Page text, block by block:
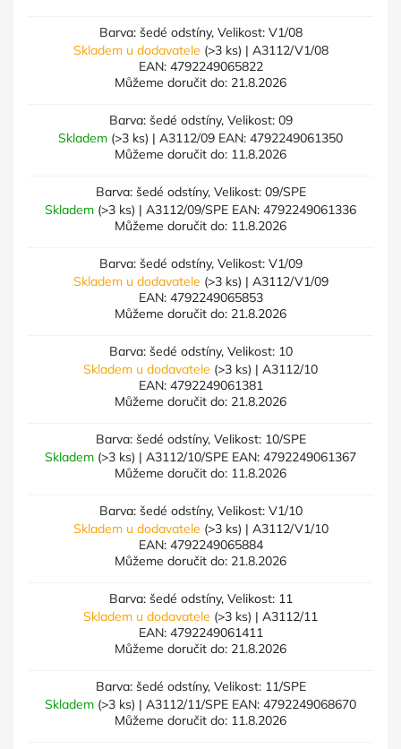
Barva: šedé odstíny, Velikost: V1/08
Skladem u dodavatele (>3 ks) | A3112/V1/08
EAN: 4792249065822
Můžeme doručit do: 21.8.2026
Barva: šedé odstíny, Velikost: 09
Skladem (>3 ks) | A3112/09 EAN: 4792249061350
Můžeme doručit do: 11.8.2026
Barva: šedé odstíny, Velikost: 09/SPE
Skladem (>3 ks) | A3112/09/SPE EAN: 4792249061336
Můžeme doručit do: 11.8.2026
Barva: šedé odstíny, Velikost: V1/09
Skladem u dodavatele (>3 ks) | A3112/V1/09
EAN: 4792249065853
Můžeme doručit do: 21.8.2026
Barva: šedé odstíny, Velikost: 10
Skladem u dodavatele (>3 ks) | A3112/10
EAN: 4792249061381
Můžeme doručit do: 21.8.2026
Barva: šedé odstíny, Velikost: 10/SPE
Skladem (>3 ks) | A3112/10/SPE EAN: 4792249061367
Můžeme doručit do: 11.8.2026
Barva: šedé odstíny, Velikost: V1/10
Skladem u dodavatele (>3 ks) | A3112/V1/10
EAN: 4792249065884
Můžeme doručit do: 21.8.2026
Barva: šedé odstíny, Velikost: 11
Skladem u dodavatele (>3 ks) | A3112/11
EAN: 4792249061411
Můžeme doručit do: 21.8.2026
Barva: šedé odstíny, Velikost: 11/SPE
Skladem (>3 ks) | A3112/11/SPE EAN: 4792249068670
Můžeme doručit do: 11.8.2026